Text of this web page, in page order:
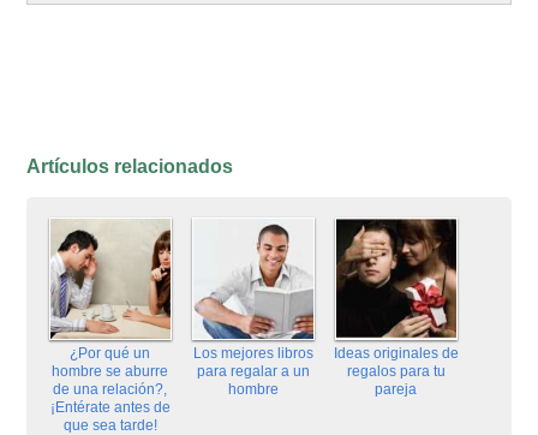
Artículos relacionados
¿Por qué un
hombre se aburre
de una relación?,
¡Entérate antes de
que sea tarde!
Los mejores libros
para regalar a un
hombre
Ideas originales de
regalos para tu
pareja